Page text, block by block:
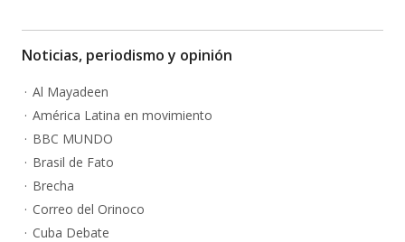
Noticias, periodismo y opinión
Al Mayadeen
América Latina en movimiento
BBC MUNDO
Brasil de Fato
Brecha
Correo del Orinoco
Cuba Debate